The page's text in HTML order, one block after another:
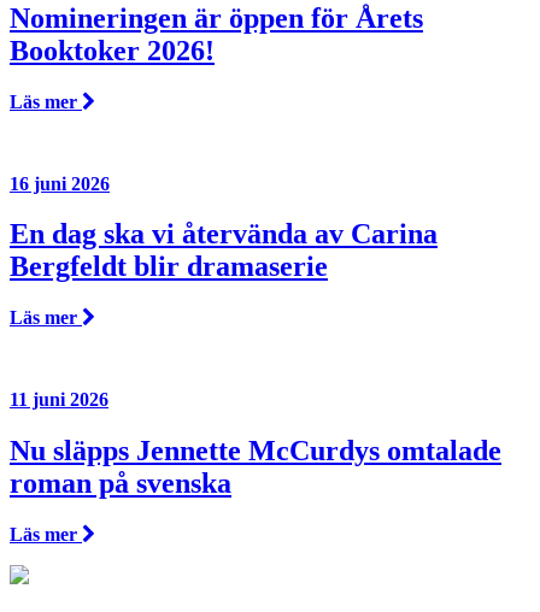
Nomineringen är öppen för Årets
Booktoker 2026!
Läs mer
16 juni 2026
En dag ska vi återvända av Carina
Bergfeldt blir dramaserie
Läs mer
11 juni 2026
Nu släpps Jennette McCurdys omtalade
roman på svenska
Läs mer